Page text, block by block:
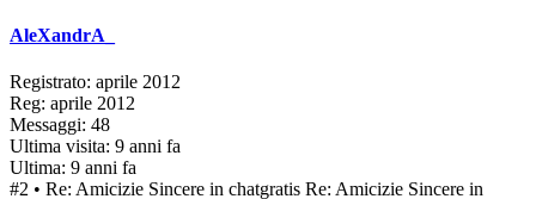
AleXandrA_
Registrato: aprile 2012
Reg: aprile 2012
Messaggi: 48
Ultima visita: 9 anni fa
Ultima: 9 anni fa
#2 • Re: Amicizie Sincere in chatgratis Re: Amicizie Sincere in